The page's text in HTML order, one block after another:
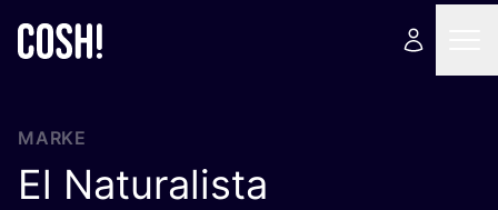
MARKE
El Naturalista